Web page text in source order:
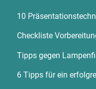
10
Checkliste
Tipps gegen
6 Tipps für ein